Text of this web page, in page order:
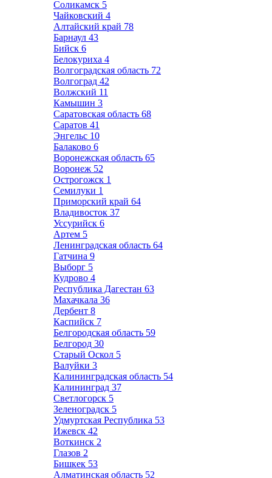
Соликамск 5
Чайковский 4
Алтайский край 78
Барнаул 43
Бийск 6
Белокуриха 4
Волгоградская область 72
Волгоград 42
Волжский 11
Камышин 3
Саратовская область 68
Саратов 41
Энгельс 10
Балаково 6
Воронежская область 65
Воронеж 52
Острогожск 1
Семилуки 1
Приморский край 64
Владивосток 37
Уссурийск 6
Артем 5
Ленинградская область 64
Гатчина 9
Выборг 5
Кудрово 4
Республика Дагестан 63
Махачкала 36
Дербент 8
Каспийск 7
Белгородская область 59
Белгород 30
Старый Оскол 5
Валуйки 3
Калининградская область 54
Калининград 37
Светлогорск 5
Зеленоградск 5
Удмуртская Республика 53
Ижевск 42
Воткинск 2
Глазов 2
Бишкек 53
Алматинская область 52